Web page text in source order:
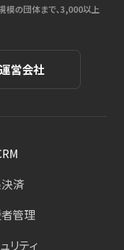
模の団体まで、3,000以上
運営会社
済
管理
リティ